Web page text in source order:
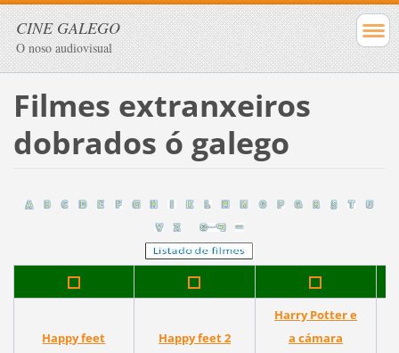
CINE GALEGO
O noso audiovisual
Filmes extranxeiros
dobrados ó galego
Happy feet Happy feet 2
Harry Potter e
a cámara